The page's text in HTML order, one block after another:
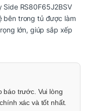
Side RS80F65J2BSV
bên trong tủ được làm
lớn, giúp sắp xếp
báo trước. Vui lòng
xác và tốt nhất.